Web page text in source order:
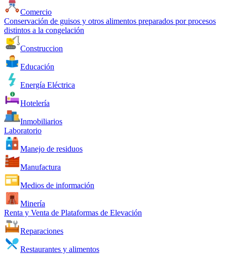
Comercio
Conservación de guisos y otros alimentos preparados por procesos
distintos a la congelación
Construccion
Educación
Energía Eléctrica
Hotelería
Inmobiliarios
Laboratorio
Manejo de residuos
Manufactura
Medios de información
Minería
Renta y Venta de Plataformas de Elevación
Reparaciones
Restaurantes y alimentos